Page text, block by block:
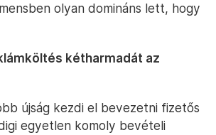
olyan domináns lett, hogy
kétharmadát az
újság kezdi el bevezetni fizetős
egyetlen komoly bevételi